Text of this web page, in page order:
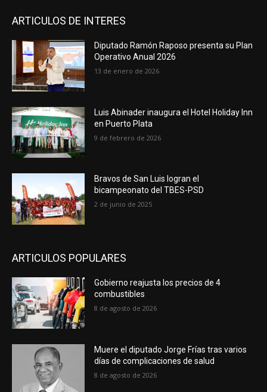
ARTICULOS DE INTERES
Diputado Ramón Raposo presenta su Plan
Operativo Anual 2026
13 de enero de 2026
Luis Abinader inaugura el Hotel Holiday Inn
en Puerto Plata
9 de febrero de 2026
Bravos de San Luis logran el
bicampeonato del TBES-PSD
2 de junio de 2025
ARTICULOS POPULARES
Gobierno reajusta los precios de 4
combustibles
8 de agosto de 2026
Muere el diputado Jorge Frías tras varios
días de complicaciones de salud
8 de agosto de 2026